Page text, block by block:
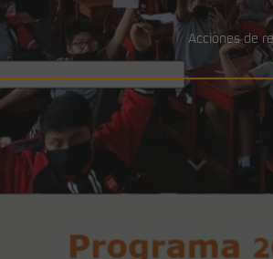
Acciones de